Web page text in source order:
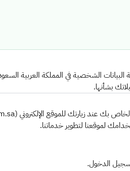
الشخصية في المملكة العربية
لموقعنا لتطوير خدماتنا.
الدخول.